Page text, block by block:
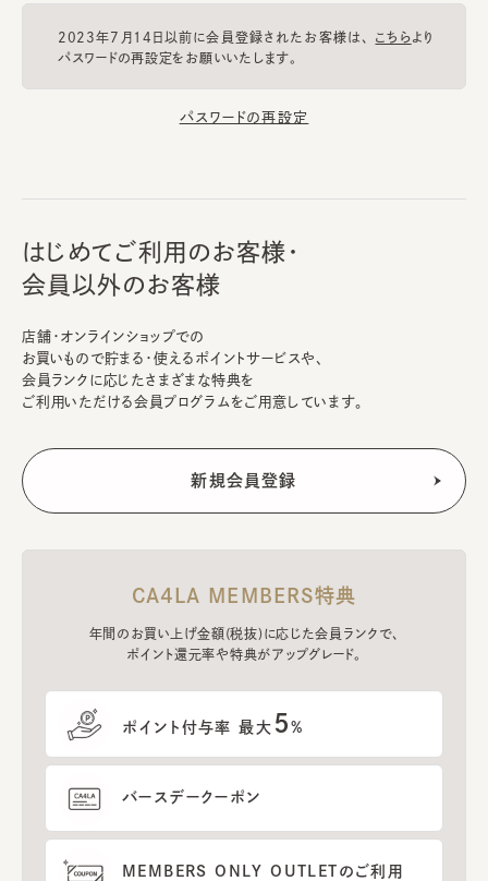
2023年7月14日以前に会員登録されたお客様は、 こちらより
パスワードの再設定をお願いいたします。
パスワードの再設定
はじめてご利用のお客様・
会員以外のお客様
店舗・オンラインショップでの
お買いもので貯まる・使えるポイントサービスや、
会員ランクに応じたさまざまな特典を
ご利用いただける会員プログラムをご用意しています。
CA4LA MEMBERS特典
年間のお買い上げ金額(税抜)に応じた会員ランクで、
ポイント還元率や特典がアップグレード。
ポイント付与率 最大 5%
バースデークーポン
MEMBERS ONLY OUTLETのご利用